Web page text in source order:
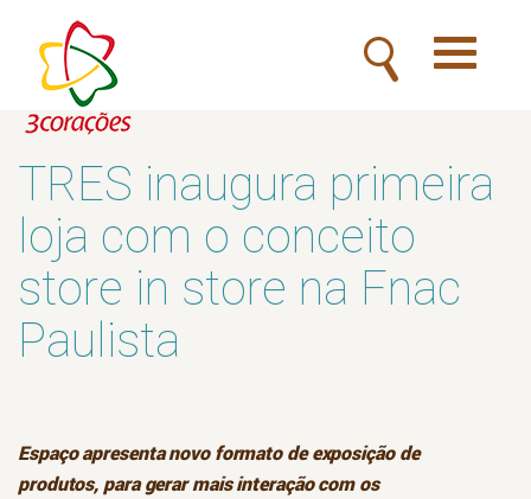
Toggle
navigation
TRES inaugura primeira
loja com o conceito
store in store na Fnac
Paulista
Espaço apresenta novo formato de exposição de
produtos, para gerar mais interação com os